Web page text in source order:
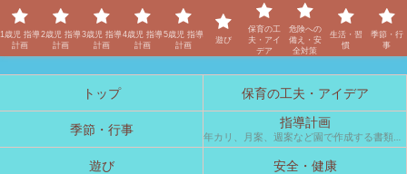
保育士「しの」のブログ
トップ 保育の工夫・アイデア
季節・行事 指導計画
年カリ、月案、週案など園で作成する書類の参考例です。
遊び 安全・健康
1歳児 指導
計画
2歳児 指導
計画
3歳児 指導
計画
4歳児 指導
計画
5歳児 指導
計画
遊び
保育の工
夫・アイ
デア
危険への
備え・安
全対策
生活・習
慣
季節・行
事